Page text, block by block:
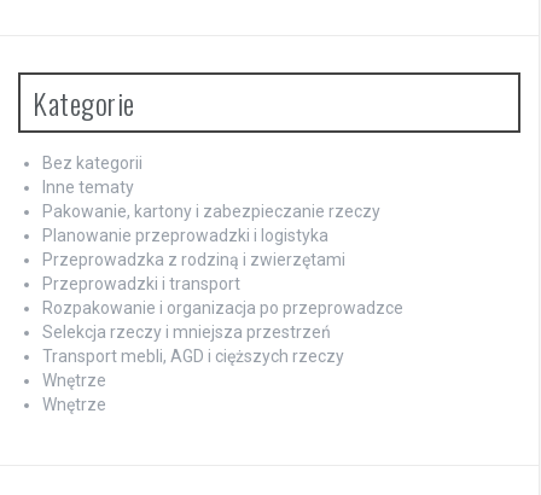
Kategorie
Bez kategorii
Inne tematy
Pakowanie, kartony i zabezpieczanie rzeczy
Planowanie przeprowadzki i logistyka
Przeprowadzka z rodziną i zwierzętami
Przeprowadzki i transport
Rozpakowanie i organizacja po przeprowadzce
Selekcja rzeczy i mniejsza przestrzeń
Transport mebli, AGD i cięższych rzeczy
Wnętrze
Wnętrze